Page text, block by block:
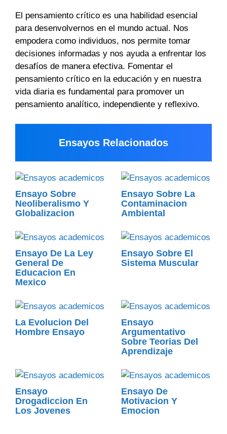
El pensamiento crítico es una habilidad esencial
para desenvolvernos en el mundo actual. Nos
empodera como individuos, nos permite tomar
decisiones informadas y nos ayuda a enfrentar los
desafíos de manera efectiva. Fomentar el
pensamiento crítico en la educación y en nuestra
vida diaria es fundamental para promover un
pensamiento analítico, independiente y reflexivo.
Ensayos Relacionados
Ensayo Sobre
Neoliberalismo Y
Globalizacion
Ensayo Sobre La
Contaminacion
Ambiental
Ensayo De La Ley
General De
Educacion En
Mexico
Ensayo Sobre El
Sistema Muscular
La Evolucion Del
Hombre Ensayo
Ensayo
Argumentativo
Sobre Teorias Del
Aprendizaje
Ensayo
Drogadiccion En
Los Jovenes
Ensayo De
Motivacion Y
Emocion